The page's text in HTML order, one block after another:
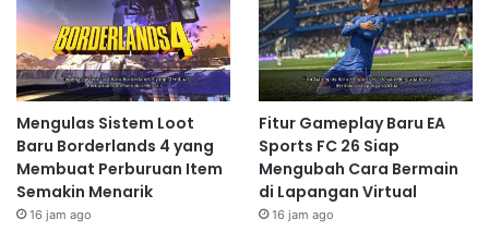
Mengulas Sistem Loot
Baru Borderlands 4 yang
Membuat Perburuan Item
Semakin Menarik
16 jam ago
Fitur Gameplay Baru EA
Sports FC 26 Siap
Mengubah Cara Bermain
di Lapangan Virtual
16 jam ago